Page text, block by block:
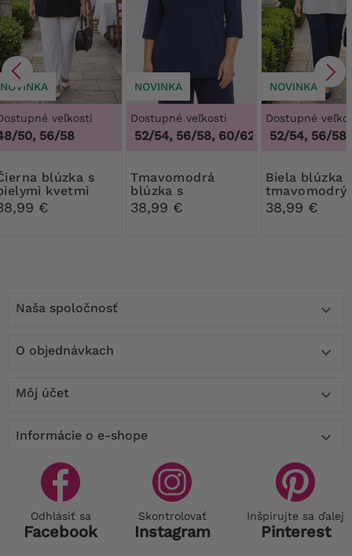
NOVINKA
veľkosti
50, 56/58
s
kvetmi
€
NOVINKA
Dostupné veľkosti
48/50, 52/54, 56/58, 60/62, 48/50, 52/54,
Tmavomodrá
blúzka s
tmavomodrými
kvetmi
38,99 €
NOVINKA
Dostupné
48/50, 52/54, 56/58,
Biela blúzka s
kvetmi
38,99 €
Naša spoločnosť 
O objednávkach 
Môj účet 
Informácie o e-shope 
Odhlásiť sa
Facebook
Skontrolovať
Instagram
Inšpirujte sa ďalej
Pinterest